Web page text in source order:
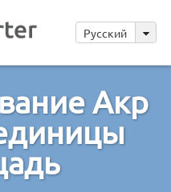
Русский
Акр